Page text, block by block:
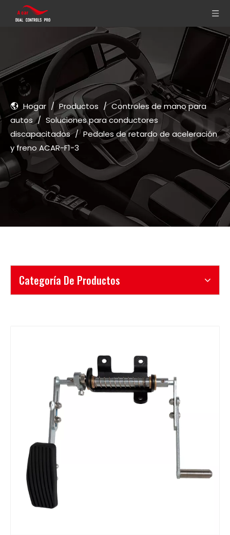
Hogar / Productos / Controles de mano para
autos / Soluciones para conductores
discapacitados / Pedales de retardo de aceleración
y freno ACAR-F1-3
Categoría De Productos